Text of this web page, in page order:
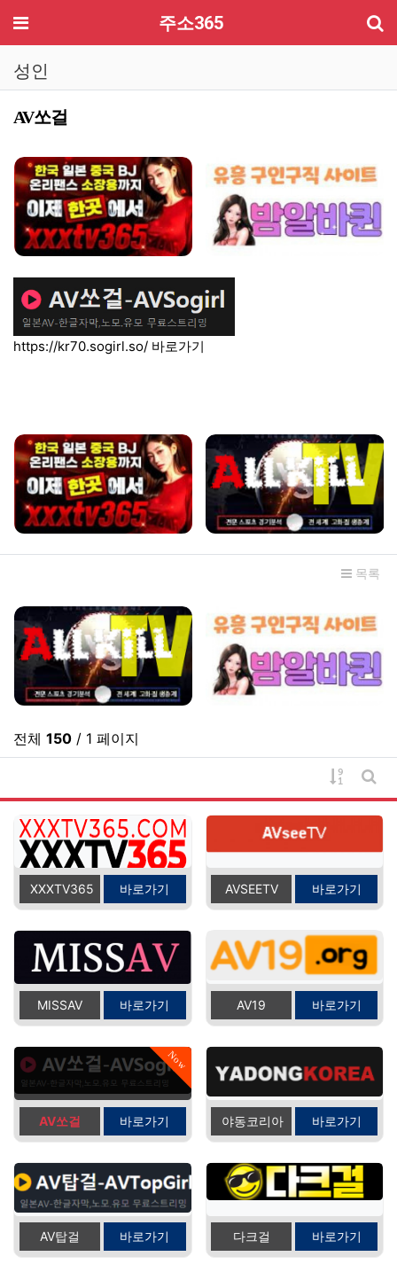
메뉴 주소365
성인
AV쏘걸
컨텐츠 정보
본문
https://kr70.sogirl.so/ 바로가기
관련자료
목록
전체 150 / 1 페이지
게시물
XXXTV365 바로가기 AVSEETV 바로가기
MISSAV 바로가기 AV19 바로가기
Now
AV쏘걸 바로가기 야동코리아 바로가기
AV탑걸 바로가기 다크걸 바로가기